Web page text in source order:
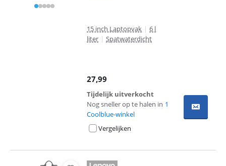
15 inch Laptopvak | 6 l
liter | Spatwaterdicht
27,99
Tijdelijk uitverkocht
Nog sneller op te halen in 1
Coolblue-winkel
Vergelijken